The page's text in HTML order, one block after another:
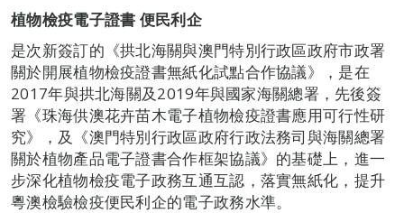
植物檢疫電子證書 便民利企
是次新簽訂的《拱北海關與澳門特別行政區政府市政署
關於開展植物檢疫證書無紙化試點合作協議》，是在
2017年與拱北海關及2019年與國家海關總署，先後簽
署《珠海供澳花卉苗木電子植物檢疫證書應用可行性研
究》，及《澳門特別行政區政府行政法務司與海關總署
關於植物產品電子證書合作框架協議》的基礎上，進一
步深化植物檢疫電子政務互通互認，落實無紙化，提升
粵澳檢驗檢疫便民利企的電子政務水準。